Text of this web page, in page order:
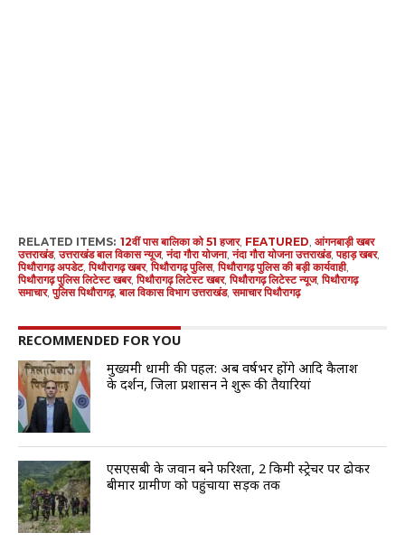
RELATED ITEMS: 12वीं पास बालिका को 51 हजार, FEATURED, आंगनबाड़ी खबर
उत्तराखंड,उत्तराखंड बाल विकास न्यूज,नंदा गौरा योजना,नंदा गौरा योजना उत्तराखंड,पहाड़ खबर,
पिथौरागढ़ अपडेट,पिथौरागढ़ खबर,पिथौरागढ़ पुलिस,पिथौरागढ़ पुलिस की बड़ी कार्यवाही,
पिथौरागढ़ पुलिस लिटेस्ट खबर,पिथौरागढ़ लिटेस्ट खबर,पिथौरागढ़ लिटेस्ट न्यूज,पिथौरागढ़
समाचार,पुलिस पिथौरागढ़,बाल विकास विभाग उत्तराखंड,समाचार पिथौरागढ़
RECOMMENDED FOR YOU
मुख्यमंत्री धामी की पहल: अब वर्षभर होंगे आदि कैलाश
के दर्शन, जिला प्रशासन ने शुरू की तैयारियां
एसएसबी के जवान बने फरिश्ता, 2 किमी स्ट्रेचर पर ढोकर
बीमार ग्रामीण को पहुंचाया सड़क तक